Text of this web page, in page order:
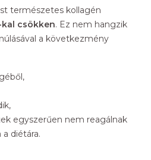
természetes kollagén
kal csökken. Ez nem hangzik
a következmény
egyszerűen nem reagálnak
diétára.